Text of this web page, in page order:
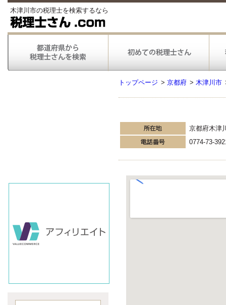
木津川市の税理士を検索するなら
トップページ > 京都府 > 木津川市
京都府木津
0774-73-